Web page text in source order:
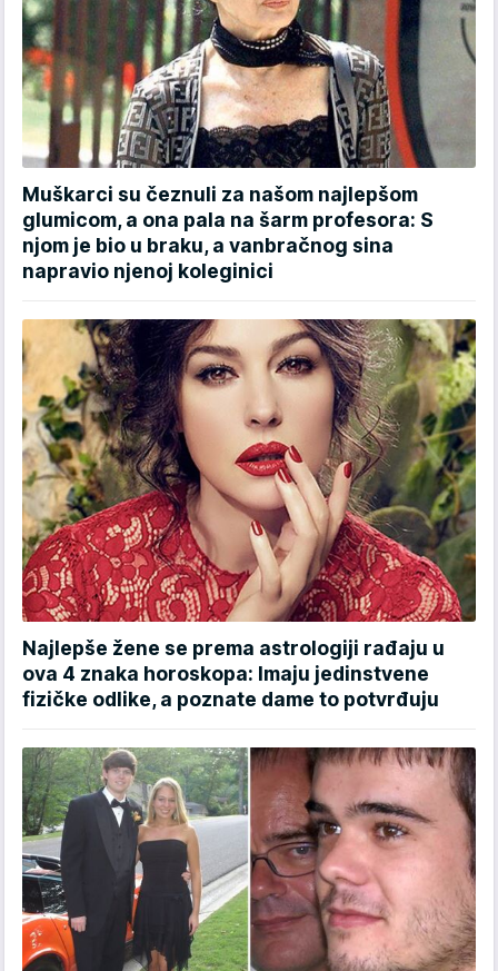
Muškarci su čeznuli za našom najlepšom
glumicom, a ona pala na šarm profesora: S
njom je bio u braku, a vanbračnog sina
napravio njenoj koleginici
Najlepše žene se prema astrologiji rađaju u
ova 4 znaka horoskopa: Imaju jedinstvene
fizičke odlike, a poznate dame to potvrđuju